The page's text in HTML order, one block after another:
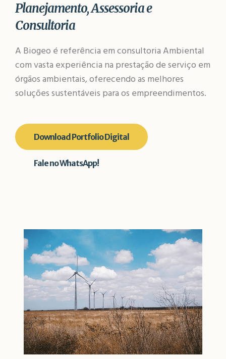
Planejamento, Assessoria e
Consultoria
A Biogeo é referência em consultoria Ambiental
com vasta experiência na prestação de serviço em
órgãos ambientais, oferecendo as melhores
soluções sustentáveis para os empreendimentos.
Download Portfolio Digital
Fale no WhatsApp!